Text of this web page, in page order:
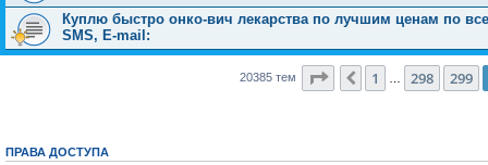
Куплю быстро онко-вич лекарства по лучшим ценам по
SMS, E-mail:
20385 тем Страница 300из 816
Пред.
1 298 299
ПРАВА ДОСТУПА